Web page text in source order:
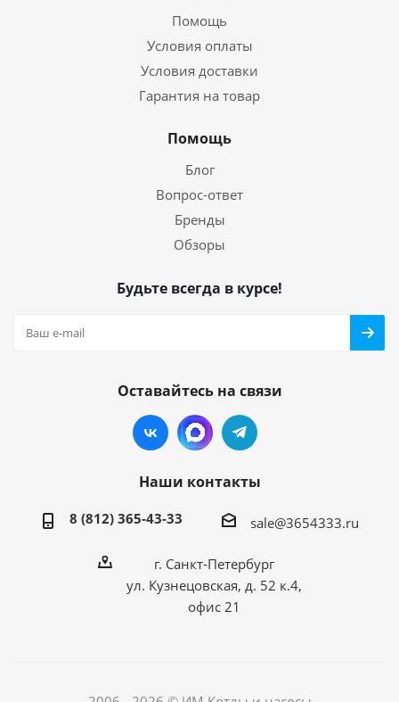
Помощь
Условия оплаты
Условия доставки
Гарантия на товар
Помощь
Блог
Вопрос-ответ
Бренды
Обзоры
Будьте всегда в курсе!
Оставайтесь на связи
Наши контакты
8 (812) 365-43-33 sale@3654333.ru
г. Санкт-Петербург
ул. Кузнецовская, д. 52 к.4,
офис 21